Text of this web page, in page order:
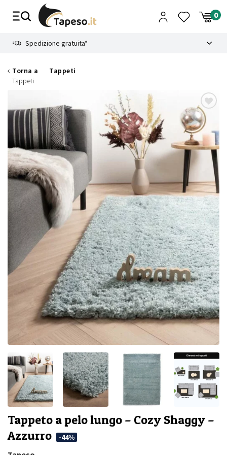
Spedizione gratuita*
Torna a
Tappeti
Tappeti
Tappeto a pelo lungo – Cozy Shaggy –
Azzurro
-44%